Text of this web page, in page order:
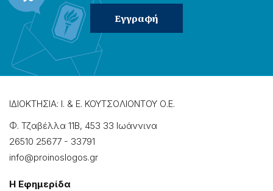
ΙΔΙΟΚΤΗΣΙΑ: Ι. & Ε. ΚΟΥΤΣΟΛΙΟΝΤΟΥ Ο.Ε.
Φ. Τζαβέλλα 11Β, 453 33 Ιωάννɩνα
26510 25677 - 33791
info@proinoslogos.gr
Η Εφημερίδα